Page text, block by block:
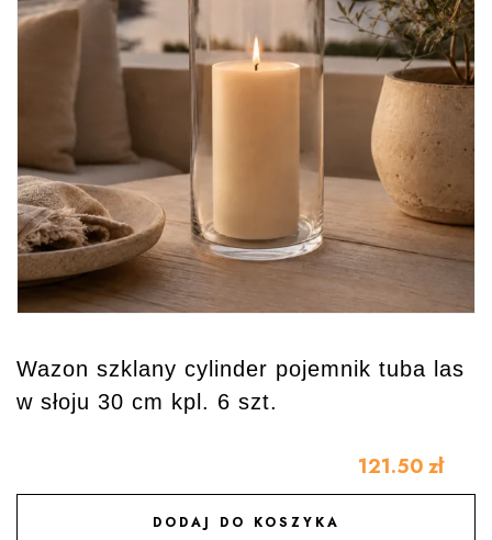
Wazon szklany cylinder pojemnik tuba las
w słoju 30 cm kpl. 6 szt.
121.50 zł
DODAJ DO KOSZYKA
DODAJ DO ULUBIONYCH